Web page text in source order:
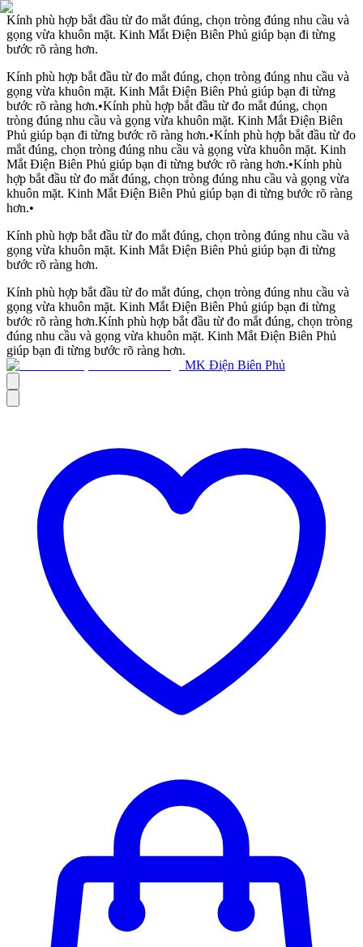
Kính phù hợp bắt đầu từ đo mắt đúng, chọn tròng đúng nhu cầu và
gọng vừa khuôn mặt. Kinh Mắt Điện Biên Phủ giúp bạn đi từng
bước rõ ràng hơn.
Kính phù hợp bắt đầu từ đo mắt đúng, chọn tròng đúng nhu cầu và
gọng vừa khuôn mặt. Kinh Mắt Điện Biên Phủ giúp bạn đi từng
bước rõ ràng hơn.•Kính phù hợp bắt đầu từ đo mắt đúng, chọn
tròng đúng nhu cầu và gọng vừa khuôn mặt. Kinh Mắt Điện Biên
Phủ giúp bạn đi từng bước rõ ràng hơn.•Kính phù hợp bắt đầu từ đo
mắt đúng, chọn tròng đúng nhu cầu và gọng vừa khuôn mặt. Kinh
Mắt Điện Biên Phủ giúp bạn đi từng bước rõ ràng hơn.•Kính phù
hợp bắt đầu từ đo mắt đúng, chọn tròng đúng nhu cầu và gọng vừa
khuôn mặt. Kinh Mắt Điện Biên Phủ giúp bạn đi từng bước rõ ràng
hơn.•
Kính phù hợp bắt đầu từ đo mắt đúng, chọn tròng đúng nhu cầu và
gọng vừa khuôn mặt. Kinh Mắt Điện Biên Phủ giúp bạn đi từng
bước rõ ràng hơn.
Kính phù hợp bắt đầu từ đo mắt đúng, chọn tròng đúng nhu cầu và
gọng vừa khuôn mặt. Kinh Mắt Điện Biên Phủ giúp bạn đi từng
bước rõ ràng hơn.Kính phù hợp bắt đầu từ đo mắt đúng, chọn tròng
đúng nhu cầu và gọng vừa khuôn mặt. Kinh Mắt Điện Biên Phủ
giúp bạn đi từng bước rõ ràng hơn.
MK Điện Biên Phủ